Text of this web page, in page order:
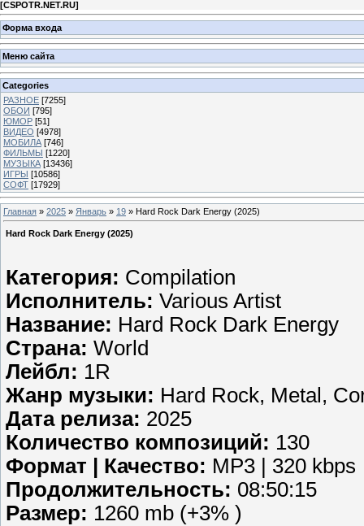
[CSPOTR.NET.RU]
Форма входа
Меню сайта
Categories
РАЗНОЕ [7255]
ОБОИ [795]
ЮМОР [51]
ВИДЕО [4978]
МОБИЛА [746]
ФИЛЬМЫ [1220]
МУЗЫКА [13436]
ИГРЫ [10586]
СОФТ [17929]
Главная » 2025 » Январь » 19 » Hard Rock Dark Energy (2025)
Hard Rock Dark Energy (2025)
Категория: Compilation
Исполнитель: Various Artist
Название: Hard Rock Dark Energy
Страна: World
Лейбл: 1R
Жанр музыки: Hard Rock, Metal,
Дата релиза: 2025
Количество композиций: 130
Формат | Качество: MP3 | 320 kbps
Продолжительность: 08:50:15
Размер: 1260 mb (+3% )